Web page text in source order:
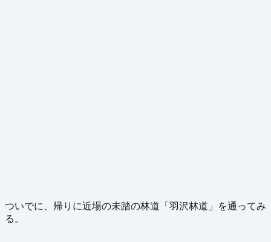
ついでに、帰りに近場の未踏の林道「羽沢林道」を通ってみ
る。